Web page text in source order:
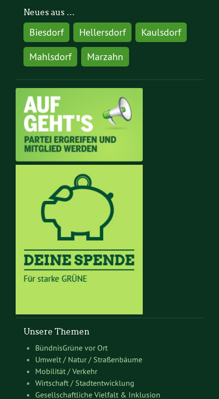
Neues aus …
Biesdorf Hellersdorf
Kaulsdorf
Mahlsdorf
Marzahn
Unsere Themen
BündnisGrüne vor Ort
Umwelt / Natur / Straßenbäume
Mobilität / Verkehr
Wirtschaft / Stadtentwicklung
Gesellschaftliche Vielfalt & Inklusion